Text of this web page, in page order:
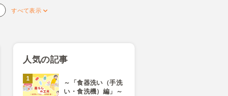
人気の記事
～「食器洗い（手洗
い・食洗機）編」～